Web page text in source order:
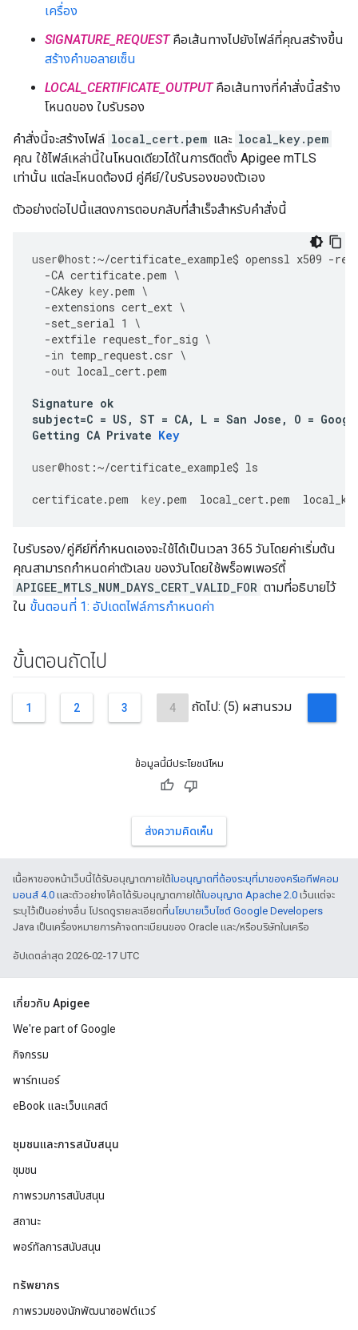
เครื่อง
SIGNATURE_REQUESTคือเส้นทางไปยังไฟล์ที่คุณสร้างขึ้น
สร้างคำขอลายเซ็น
LOCAL_CERTIFICATE_OUTPUTคือเส้นทางที่คำสั่งนี้สร้าง
โหนดของ ใบรับรอง
คำสั่งนี้จะสร้างไฟล์ local_cert.pem และ local_key.pem
คุณ ใช้ไฟล์เหล่านี้ในโหนดเดียวได้ในการติดตั้ง Apigee mTLS
เท่านั้น แต่ละโหนดต้องมี คู่คีย์/ใบรับรองของตัวเอง
ตัวอย่างต่อไปนี้แสดงการตอบกลับที่สำเร็จสำหรับคำสั่งนี้
user@host :~/certificate_example$ openssl x509 -req
-CA certificate.pem \
-CAkey key.pem \
-extensions cert_ext \
-set_serial 1
\
-extfile request_for_sig \
-in temp_request.csr \
-out local_cert.pem
Signature ok
subject=C = US , ST = CA, L = San Jose , O =
Getting CA Private Key
user@host :~/certificate_example$ ls
certificate.pem key.pem local_cert.pem
ใบรับรอง/คู่คีย์ที่กำหนดเองจะใช้ได้เป็นเวลา 365 วันโดยค่าเริ่มต้น
คุณสามารถกำหนดค่าตัวเลข ของวันโดยใช้พร็อพเพอร์ตี้
APIGEE_MTLS_NUM_DAYS_CERT_VALID_FOR ตามที่อธิบายไว้
ใน ขั้นตอนที่ 1: อัปเดตไฟล์การกำหนดค่า
ขั้นตอนถัดไป
1 2 3 4 ถัดไป: (5) ผสานรวม
ข้อมูลนี้มีประโยชน์ไหม
ส่งความคิดเห็น
เนื้อหาของหน้าเว็บนี้ได้รับอนุญาตภายใต้ใบอนุญาตที่ต้องระบุที่มาของครีเอทีฟคอม
มอนส์ 4.0 และตัวอย่างโค้ดได้รับอนุญาตภายใต้ใบอนุญาต Apache 2.0 เว้นแต่จะ
ระบุไว้เป็นอย่างอื่น โปรดดูรายละเอียดที่นโยบายเว็บไซต์ Google Developers
Java เป็นเครื่องหมายการค้าจดทะเบียนของ Oracle และ/หรือบริษัทในเครือ
อัปเดตล่าสุด 2026-02-17 UTC
เกี่ยวกับ Apigee
We're part of Google
กิจกรรม
พาร์ทเนอร์
eBook และเว็บแคสต์
ชุมชนและการสนับสนุน
ชุมชน
ภาพรวมการสนับสนุน
สถานะ
พอร์ทัลการสนับสนุน
ทรัพยากร
ภาพรวมของนักพัฒนาซอฟต์แวร์